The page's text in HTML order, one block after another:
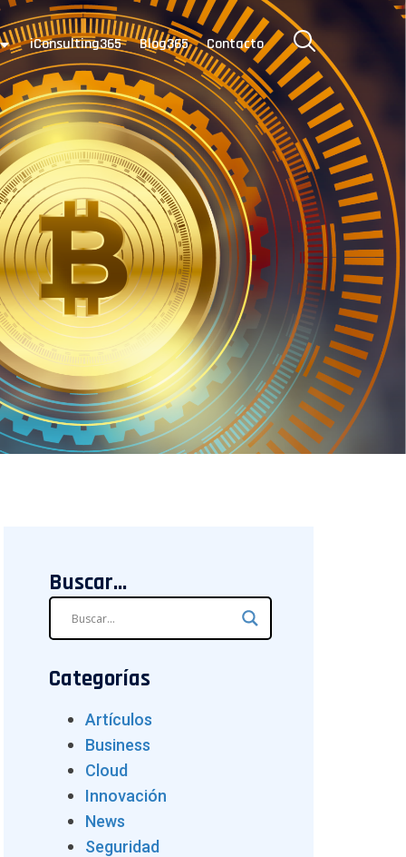
iConsulting365 Blog365 Contacto
Buscar...
Categorías
Artículos
Business
Cloud
Innovación
News
Seguridad